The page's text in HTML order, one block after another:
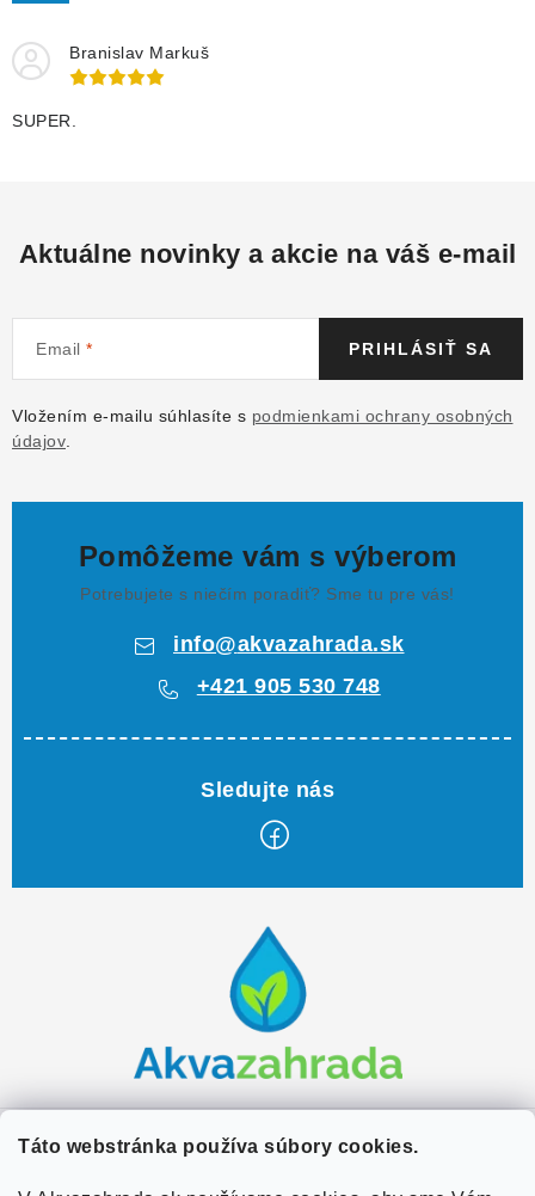
Táto webstránka používa súbory cookies.
Branislav Markuš
SUPER.
Aktuálne novinky a akcie na váš e-mail
Email
Vložením e-mailu súhlasíte s podmienkami ochrany osobných
údajov
PRIHLÁSIŤ SA
Pomôžeme vám s výberom
Potrebujete s niečím poradiť? Sme tu pre vás!
info@akvazahrada.sk
+421 905 530 748
e
Zákaznícky servis